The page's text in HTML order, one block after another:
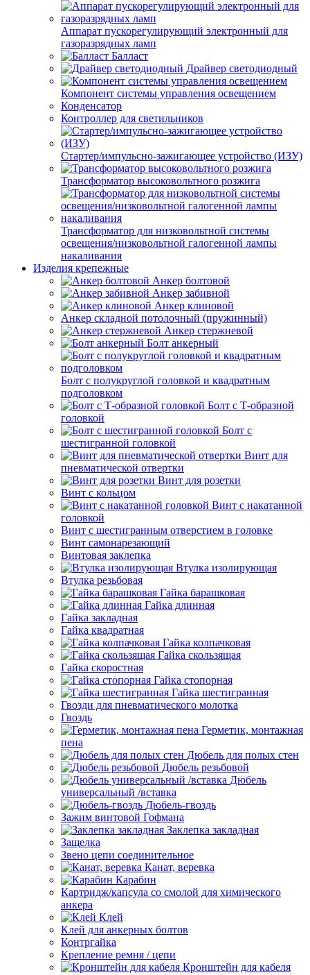
Аппарат пускорегулирующий электронный для
газоразрядных ламп
Балласт
Драйвер светодиодный
Компонент системы управления освещением
Конденсатор
Контроллер для светильников
Стартер/импульсно-зажигающее устройство (ИЗУ)
Трансформатор высоковольтного розжига
Трансформатор для низковольтной системы
освещения/низковольтной галогенной лампы
накаливания
Изделия крепежные
Анкер болтовой
Анкер забивной
Анкер клиновой
Анкер складной потолочный (пружинный)
Анкер стержневой
Болт анкерный
Болт с полукруглой головкой и квадратным
подголовком
Болт с Т-образной
головкой
Болт с
шестигранной головкой
Винт для
пневматической отвертки
Винт для розетки
Винт с кольцом
Винт с накатанной
головкой
Винт с шестигранным отверстием в головке
Винт самонарезающий
Винтовая заклепка
Втулка изолирующая
Втулка резьбовая
Гайка барашковая
Гайка длинная
Гайка закладная
Гайка квадратная
Гайка колпачковая
Гайка скользящая
Гайка скоростная
Гайка стопорная
Гайка шестигранная
Гвозди для пневматического молотка
Гвоздь
Герметик, монтажная
пена
Дюбель для полых стен
Дюбель резьбовой
Дюбель
универсальный /вставка
Дюбель-гвоздь
Зажим винтовой Гофмана
Заклепка закладная
Защелка
Звено цепи соединительное
Канат, веревка
Карабин
Картридж/капсула со смолой для химического
анкера
Клей
Клей для анкерных болтов
Контргайка
Крепление ремня / цепи
Кронштейн для кабеля